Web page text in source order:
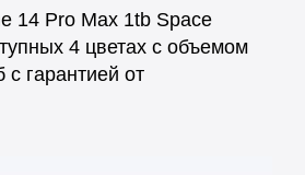
14 Pro Max 1tb Space
4 цветах с объемом
с гарантией от